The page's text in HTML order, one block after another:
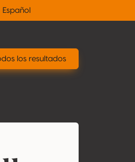
/ X
Español
los resultados